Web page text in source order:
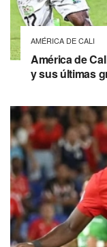
AMÉRICA DE CALI
América de
y sus últimas